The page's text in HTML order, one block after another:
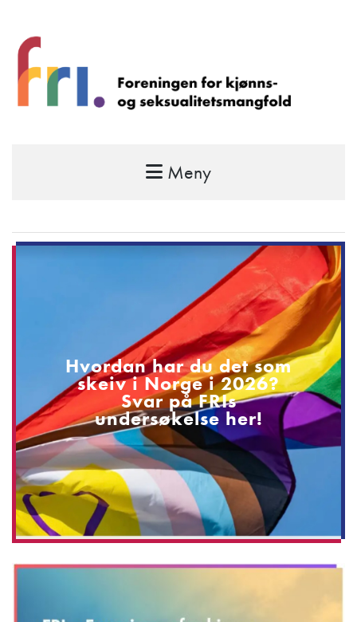
FRI – foreningen for kjønns- og
Meny
Hvordan har du det som
skeiv i Norge i 2026?
Svar på FRIs
undersøkelse her!